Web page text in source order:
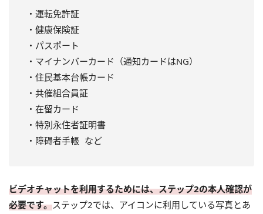
・運転免許証
・健康保険証
・パスポート
・マイナンバーカード（通知カードはNG）
・住民基本台帳カード
・共催組合員証
・在留カード
・特別永住者証明書
・障碍者手帳 など
ビデオチャットを利用するためには、ステップ2の本人確認が
必要です。ステップ2では、アイコンに利用している写真とあ